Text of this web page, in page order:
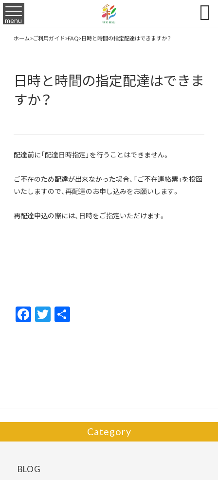
menu 
ホーム>ご利用ガイド>FAQ>日時と時間の指定配達はできますか？
日時と時間の指定配達はできま
すか？
配達前に「配達日時指定」を行うことはできません。
ご不在のため配達が出来なかった場合、「ご不在連絡票」を投函
いたしますので、再配達のお申し込みをお願いします。
再配達申込の際には、日時をご指定いただけます。
F
ac
T
w
Category
BLOG